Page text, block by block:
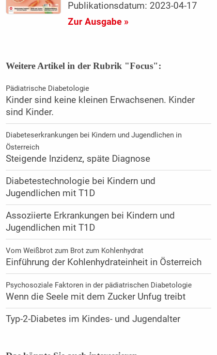
Publikationsdatum: 2023-04-17
Zur Ausgabe »
Weitere Artikel in der Rubrik "Focus":
Pädiatrische Diabetologie
Kinder sind keine kleinen Erwachsenen. Kinder
sind Kinder.
Diabeteserkrankungen bei Kindern und Jugendlichen in
Österreich
Steigende Inzidenz, späte Diagnose
Diabetestechnologie bei Kindern und
Jugendlichen mit T1D
Assoziierte Erkrankungen bei Kindern und
Jugendlichen mit T1D
Vom Weißbrot zum Brot zum Kohlenhydrat
Einführung der Kohlenhydrateinheit in Österreich
Psychosoziale Faktoren in der pädiatrischen Diabetologie
Wenn die Seele mit dem Zucker Unfug treibt
Typ-2-Diabetes im Kindes- und Jugendalter